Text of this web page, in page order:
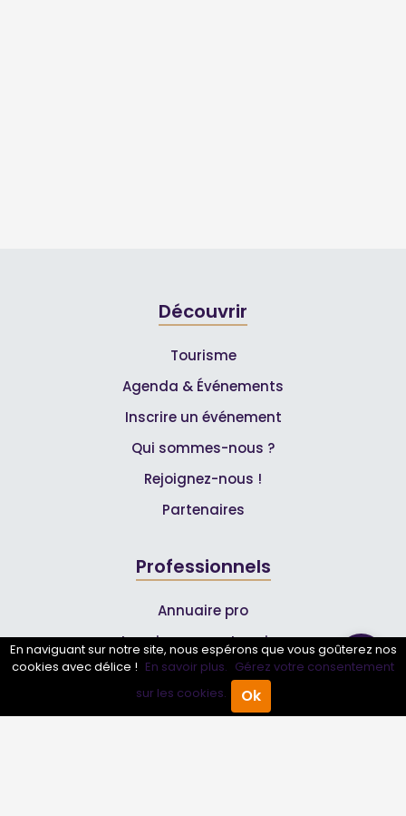
Annuaire Pro Agenda
Découvrir
Tourisme
Agenda & Événements
Inscrire un événement
Qui sommes-nous ?
Rejoignez-nous !
Partenaires
Professionnels
Annuaire pro
Inscrire mon entreprise
Les Abonnements Pros
En naviguant sur notre site, nous espérons que vous goûterez nos
cookies avec délice ! En savoir plus. Gérez votre consentement
sur les cookies.
Ok